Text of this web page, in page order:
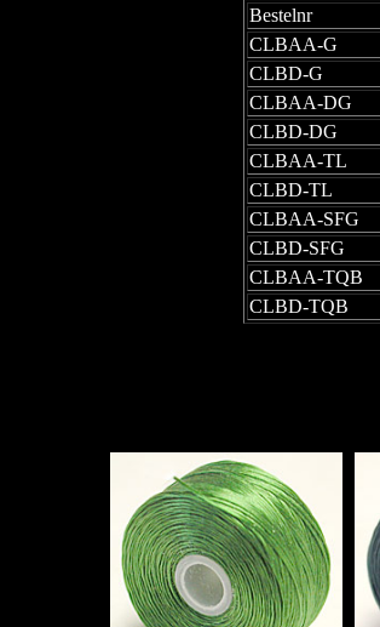
Bestelnr
CLBAA-G
CLBD-G
CLBAA-DG
CLBD-DG
CLBAA-TL
CLBD-TL
CLBAA-SFG
CLBD-SFG
CLBAA-TQB
CLBD-TQB